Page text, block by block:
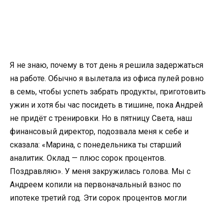
Я не знаю, почему в тот день я решила задержаться
на работе. Обычно я вылетала из офиса пулей ровно
в семь, чтобы успеть забрать продукты, приготовить
ужин и хотя бы час посидеть в тишине, пока Андрей
не придёт с тренировки. Но в пятницу Света, наш
финансовый директор, подозвала меня к себе и
сказала: «Марина, с понедельника ты старший
аналитик. Оклад — плюс сорок процентов.
Поздравляю». У меня закружилась голова. Мы с
Андреем копили на первоначальный взнос по
ипотеке третий год. Эти сорок процентов могли